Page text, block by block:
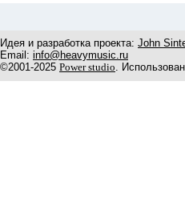
Идея и разработка проекта: John
Email: info@heavymusic.ru
©2001-2025 Power studio.